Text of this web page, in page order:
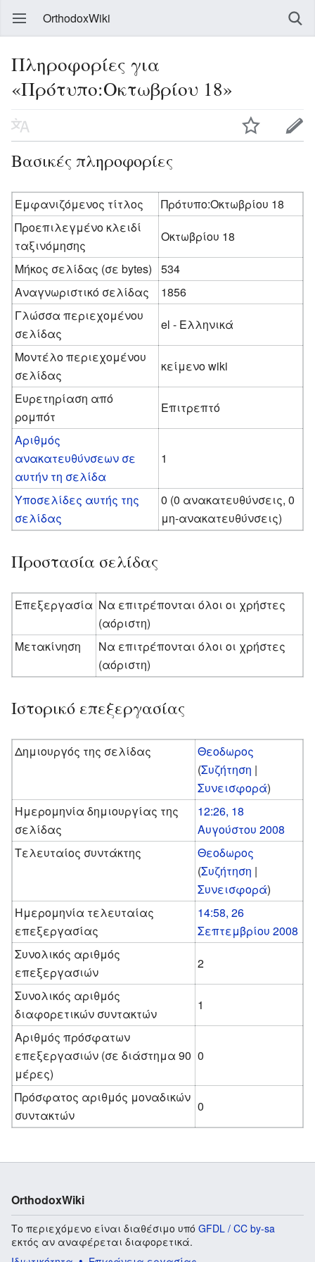
OrthodoxWiki
Πληροφορίες για
«Πρότυπο:Οκτωβρίου 18»
Βασικές πληροφορίες
Εμφανιζόμενος τίτλος
Πρότυπο:Οκτωβρίου 18
Προεπιλεγμένο κλειδί
ταξινόμησης
Οκτωβρίου 18
Μήκος σελίδας (σε bytes)
534
Αναγνωριστικό σελίδας
1856
Γλώσσα περιεχομένου
σελίδας
el - Ελληνικά
Μοντέλο περιεχομένου
σελίδας
κείμενο wiki
Ευρετηρίαση από
ρομπότ
Επιτρεπτό
Αριθμός
ανακατευθύνσεων σε
αυτήν τη σελίδα
1
Υποσελίδες αυτής της
σελίδας
0 (0 ανακατευθύνσεις, 0
μη-ανακατευθύνσεις)
Προστασία σελίδας
Επεξεργασία Να επιτρέπονται όλοι οι χρήστες
(αόριστη)
Μετακίνηση
Να επιτρέπονται όλοι οι χρήστες
(αόριστη)
Ιστορικό επεξεργασίας
Δημιουργός της σελίδας
Θεοδωρος
(Συζήτηση |
Συνεισφορά)
Ημερομηνία δημιουργίας της
σελίδας
12:26, 18
Αυγούστου 2008
Τελευταίος συντάκτης
Θεοδωρος
(Συζήτηση |
Συνεισφορά)
Ημερομηνία τελευταίας
επεξεργασίας
14:58, 26
Σεπτεμβρίου 2008
Συνολικός αριθμός
επεξεργασιών
2
Συνολικός αριθμός
διαφορετικών συντακτών
1
Αριθμός πρόσφατων
επεξεργασιών (σε διάστημα 90
μέρες)
0
Πρόσφατος αριθμός μοναδικών
συντακτών
0
OrthodoxWiki
Το περιεχόμενο είναι διαθέσιμο υπό GFDL / CC by-sa
εκτός αν αναφέρεται διαφορετικά.